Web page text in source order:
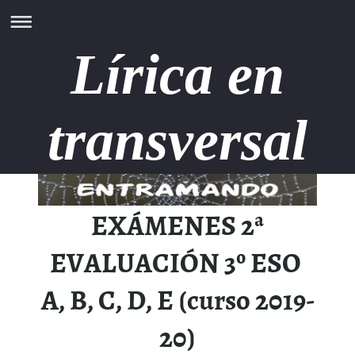
Lírica en
transversal
EXÁMENES 2ª
EVALUACIÓN 3º ESO
A, B, C, D, E (curso 2019-
20)